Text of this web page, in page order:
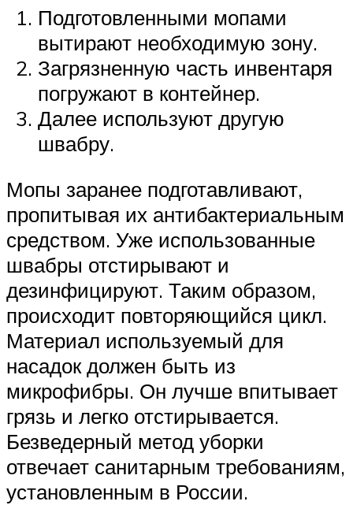
Подготовленными мопами
вытирают необходимую зону.
Загрязненную часть инвентаря
погружают в контейнер.
Далее используют другую
швабру.
Мопы заранее подготавливают,
пропитывая их антибактериальным
средством. Уже использованные
швабры отстирывают и
дезинфицируют. Таким образом,
происходит повторяющийся цикл.
Материал используемый для
насадок должен быть из
микрофибры. Он лучше впитывает
грязь и легко отстирывается.
Безведерный метод уборки
отвечает санитарным требованиям,
установленным в России.